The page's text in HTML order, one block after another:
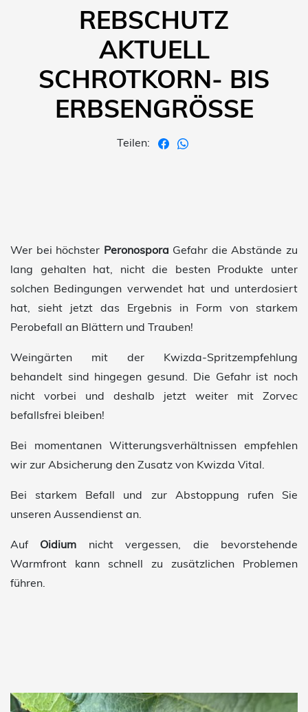
REBSCHUTZ
AKTUELL
SCHROTKORN- BIS
ERBSENGRÖSSE
Teilen:
Wer bei höchster Peronospora Gefahr die Abstände zu
lang gehalten hat, nicht die besten Produkte unter
solchen Bedingungen verwendet hat und unterdosiert
hat, sieht jetzt das Ergebnis in Form von starkem
Perobefall an Blättern und Trauben!
Weingärten mit der Kwizda-Spritzempfehlung
behandelt sind hingegen gesund. Die Gefahr ist noch
nicht vorbei und deshalb jetzt weiter mit Zorvec
befallsfrei bleiben!
Bei momentanen Witterungsverhältnissen empfehlen
wir zur Absicherung den Zusatz von Kwizda Vital.
Bei starkem Befall und zur Abstoppung rufen Sie
unseren Aussendienst an.
Auf Oidium nicht vergessen, die bevorstehende
Warmfront kann schnell zu zusätzlichen Problemen
führen.